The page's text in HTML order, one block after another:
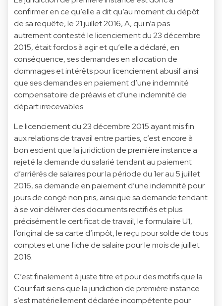
confirmer en ce qu’elle a dit qu’au moment du dépôt
de sa requête, le 21 juillet 2016, A, qui n’a pas
autrement contesté le licenciement du 23 décembre
2015, était forclos à agir et qu’elle a déclaré, en
conséquence, ses demandes en allocation de
dommages et intérêts pour licenciement abusif ainsi
que ses demandes en paiement d’une indemnité
compensatoire de préavis et d’une indemnité de
départ irrecevables.
Le licenciement du 23 décembre 2015 ayant mis fin
aux relations de travail entre parties, c’est encore à
bon escient que la juridiction de première instance a
rejeté la demande du salarié tendant au paiement
d’arriérés de salaires pour la période du 1er au 5 juillet
2016, sa demande en paiement d’une indemnité pour
jours de congé non pris, ainsi que sa demande tendant
à se voir délivrer des documents rectifiés et plus
précisément le certificat de travail, le formulaire U1,
l’original de sa carte d’impôt, le reçu pour solde de tous
comptes et une fiche de salaire pour le mois de juillet
2016.
C’est finalement à juste titre et pour des motifs que la
Cour fait siens que la juridiction de première instance
s’est matériellement déclarée incompétente pour